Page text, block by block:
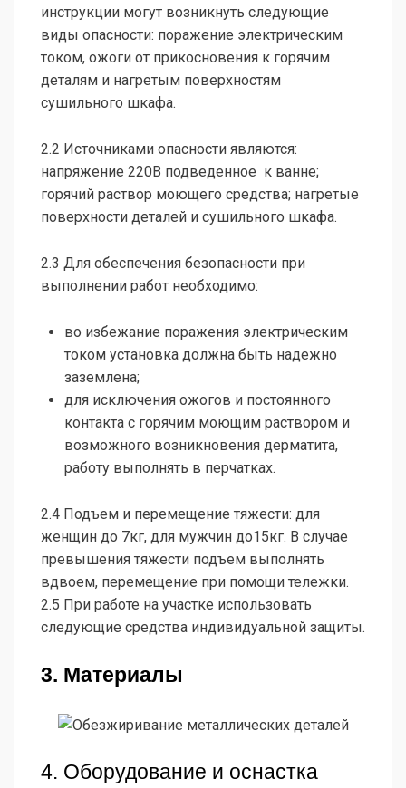
инструкции могут возникнуть следующие
виды опасности: поражение электрическим
током, ожоги от прикосновения к горячим
деталям и нагретым поверхностям
сушильного шкафа.
2.2 Источниками опасности являются:
напряжение 220В подведенное к ванне;
горячий раствор моющего средства; нагретые
поверхности деталей и сушильного шкафа.
2.3 Для обеспечения безопасности при
выполнении работ необходимо:
во избежание поражения электрическим
током установка должна быть надежно
заземлена;
для исключения ожогов и постоянного
контакта с горячим моющим раствором и
возможного возникновения дерматита,
работу выполнять в перчатках.
2.4 Подъем и перемещение тяжести: для
женщин до 7кг, для мужчин до15кг. В случае
превышения тяжести подъем выполнять
вдвоем, перемещение при помощи тележки.
2.5 При работе на участке использовать
следующие средства индивидуальной защиты.
3. Материалы
4. Оборудование и оснастка